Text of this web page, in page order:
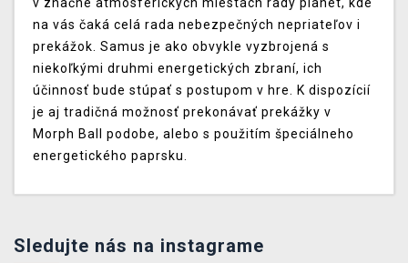
v značne atmosférických miestách rady planét, kde
na vás čaká celá rada nebezpečných nepriateľov i
prekážok. Samus je ako obvykle vyzbrojená s
niekoľkými druhmi energetických zbraní, ich
účinnosť bude stúpať s postupom v hre. K dispozícií
je aj tradičná možnosť prekonávať prekážky v
Morph Ball podobe, alebo s použitím špeciálneho
energetického paprsku.
Sledujte nás na instagrame